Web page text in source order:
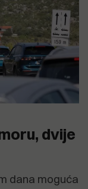
dvije
dana moguća